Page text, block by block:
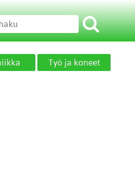
Työ ja koneet